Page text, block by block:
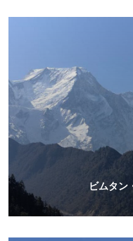
ビムタン